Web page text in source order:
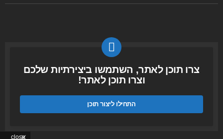
צרו תוכן לאתר, השתמשו ביצירתיות שלכם
וצרו תוכן לאתר!
התחילו ליצור תוכן
close